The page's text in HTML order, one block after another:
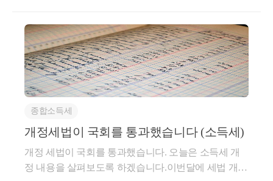
계적으로 축소하고 거주기간에 대한 공제를 확대하는
방식입니다.2027년에는 현행 제도를 그대로 유지하지
만, 2028년에는 보유기간 공제율이 연 2%로 낮아지고
거주기간 공제율은 연 6%로 높아집니다. 2029년부터
는 보유기간에 따른 공제가 완전히 폐지되고, 실제 거
주기간에 대해서만 연 8%, 최대 80%의 공제를 적용합
니다.따라서 주택을장기간 보유했더라도 실제 거주기
간이 짧다면 2029년 이후 양도소득세 부담이 크게 증
1주택자는 현재와 동일하게 최대 80%의 공제율을 적
용받을 수 있습니다.[세액비교]- 양도가 : 20억원- 취득
되지 않으므로 세금이 크게 늘어나는 것입니다.가령 5
억에 취득한 주택을 20억에 양도하는 경우 간략하게
세금을 비교해보면 다음과 같습니다.(1) 비과세 : 3천만
원(2) 일반과세 : 4.5억원(3)중과세 : 11.5억원다주택자
중과세는 비과세와 비교하여약 40배, 일반과세와 비교
해서는약 2.5배의 세금이 늘어나게 됩니다.양도차익이
15억원인데 세금이 11.5억원이면80%가량을 세금으로
내는 것이니 다주택자 양도세 중과는 무조건 피해야
하는 것입니다.3. 다주택자 양도세 중과 여부 판단그렇
다면 언제 다주택자 양도세 중과가 적용되는지, 어떻
이 필요매매의 경우 부모님이 양도세를 내지만, 자녀
는 증여세 없이 취득세만 내면 됩니다. 게다가 매매에
따른 취득세는 부모님이 다주택자라도 1~3%의 낮은
기본취득세율만 발생합니다.다주택자인 부모님의 10
억원짜리 아파트를 사오더라도취득세는 3,500만원밖
에 나오지 않습니다. 만약 부모님이 1세대 1주택자라
이렇게만 본다면 매매가 훨씬 좋아보이지만, 가장 큰
문제는 자녀가부모님께 실제로 매매대금을 드려야합
니다.얼마 전까지만 해도 보증금을 끼고 사오면 됐지
종합소득세
개정세법이 국회를 통과했습니다 (소득세)
개정 세법이 국회를 통과했습니다. 오늘은 소득세 개
정 내용을 살펴보도록 하겠습니다.이번달에 세법 개정